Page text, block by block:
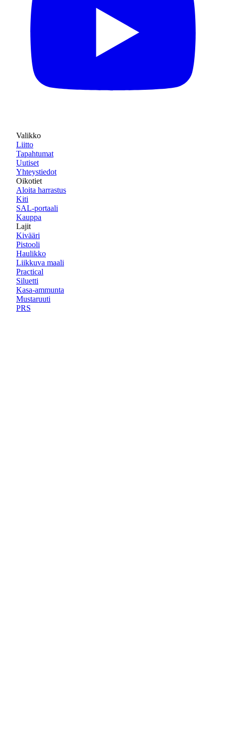
Valikko
Liitto
Tapahtumat
Uutiset
Yhteystiedot
Oikotiet
Aloita harrastus
Kiti
SAL-portaali
Kauppa
Lajit
Kivääri
Pistooli
Haulikko
Liikkuva maali
Practical
Siluetti
Kasa-ammunta
Mustaruuti
PRS